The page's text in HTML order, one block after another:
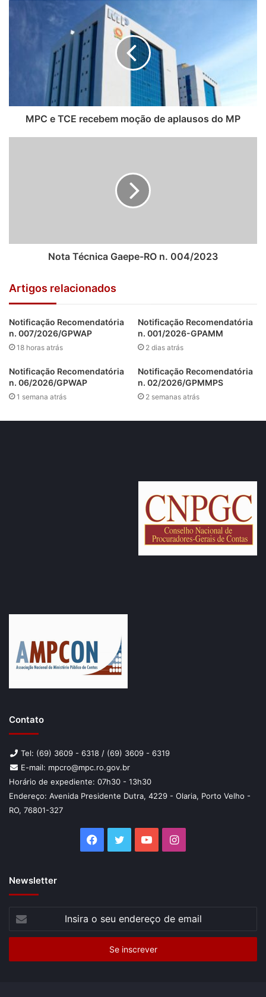
MPC e TCE recebem moção de aplausos do MP
Nota Técnica Gaepe-RO n. 004/2023
Artigos relacionados
Notificação Recomendatória
n. 007/2026/GPWAP
18 horas atrás
Notificação Recomendatória
n. 001/2026-GPAMM
2 dias atrás
Notificação Recomendatória
n. 06/2026/GPWAP
1 semana atrás
Notificação Recomendatória
n. 02/2026/GPMMPS
2 semanas atrás
Contato
Tel: (69) 3609 - 6318 / (69) 3609 - 6319
E-mail: mpcro@mpc.ro.gov.br
Horário de expediente: 07h30 - 13h30
Endereço: Avenida Presidente Dutra, 4229 - Olaria, Porto Velho -
RO, 76801-327
Facebook
TwitterYouTubeInstagram
Newsletter
seu
de